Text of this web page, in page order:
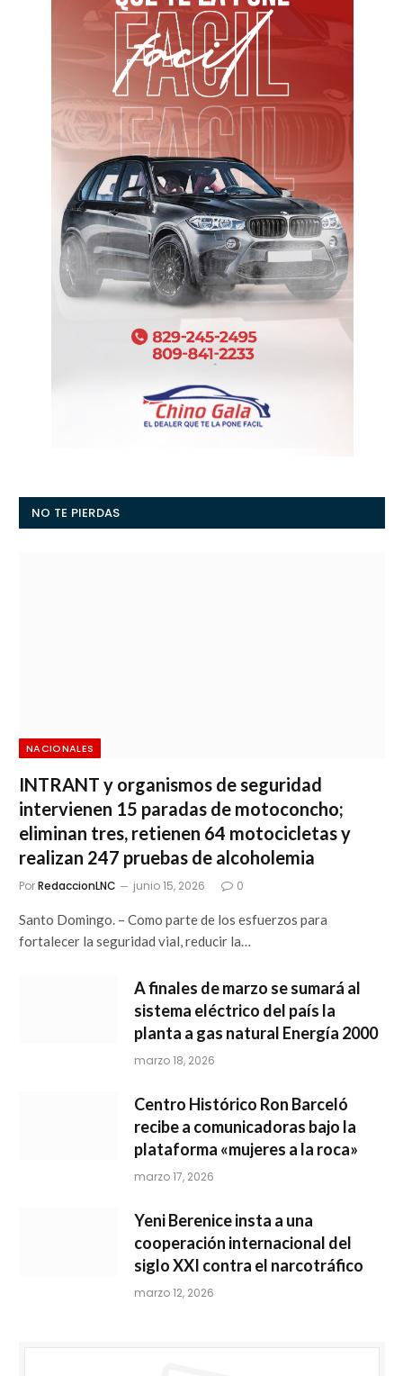
NO TE PIERDAS
NACIONALES
INTRANT y organismos de seguridad
intervienen 15 paradas de motoconcho;
eliminan tres, retienen 64 motocicletas y
realizan 247 pruebas de alcoholemia
PorRedaccionLNC junio 15, 2026 0
Santo Domingo. – Como parte de los esfuerzos para
fortalecer la seguridad vial, reducir la…
A finales de marzo se sumará al
sistema eléctrico del país la
planta a gas natural Energía 2000
marzo 18, 2026
Centro Histórico Ron Barceló
recibe a comunicadoras bajo la
plataforma «mujeres a la roca»
marzo 17, 2026
Yeni Berenice insta a una
cooperación internacional del
siglo XXI contra el narcotráfico
marzo 12, 2026